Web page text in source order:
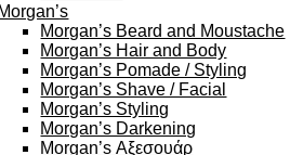
Morgan’s
Morgan’s Beard and Moustache
Morgan’s Hair and Body
Morgan’s Pomade / Styling
Morgan’s Shave / Facial
Morgan’s Styling
Morgan’s Darkening
Morgan’s Αξεσουάρ